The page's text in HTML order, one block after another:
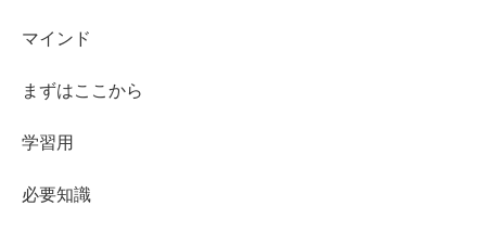
マインド
まずはここから
学習用
必要知識